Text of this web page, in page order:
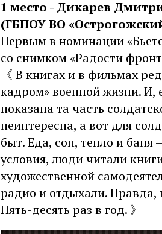
1 место - Дикарев
(ГБПОУ ВО
Первым в номинации
со снимком «Радости
《 В книгах и в фильмах
кадром» военной жизни. И,
показана та часть
неинтересна, а вот для
быт. Еда, сон, тепло и
условия, люди читали
художественной
радио и отдыхали. Правда,
Пять-десять раз в год. 》